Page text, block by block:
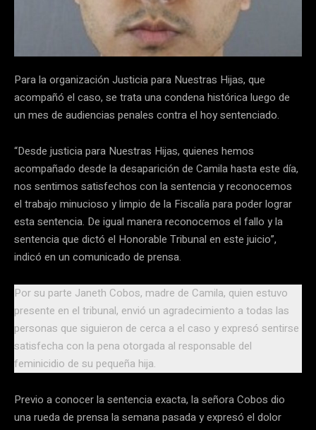
Para la organización Justicia para Nuestras Hijas, que
acompañó el caso, se trata una condena histórica luego de
un mes de audiencias penales contra el hoy sentenciado.
“Desde justicia para Nuestras Hijas, quienes hemos
acompañado desde la desaparición de Camila hasta este día,
nos sentimos satisfechos con la sentencia y reconocemos
el trabajo minucioso y limpio de la Fiscalía para poder lograr
esta sentencia. De igual manera reconocemos el fallo y la
sentencia que dictó el Honorable Tribunal en este juicio”,
indicó en un comunicado de prensa.
Por su parte Janeth Cobos, madre de Camila, quien estuvo
presente en el tribunal, envió un agradecimiento a todas las
personas que siguieron de cerca a el caso y expresó sentirse
satisfecha con la pena otorgada al responsable del
feminicidio de su pequeña hija.
Previo a conocer la sentencia exacta, la señora Cobos dio
una rueda de prensa la semana pasada y expresó el dolor